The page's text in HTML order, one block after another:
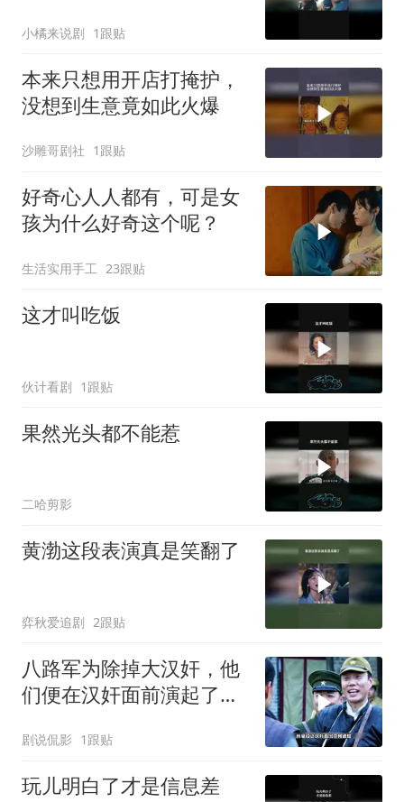
小橘来说剧 1跟贴
本来只想用开店打掩护，
没想到生意竟如此火爆
沙雕哥剧社 1跟贴
好奇心人人都有，可是女
孩为什么好奇这个呢？
生活实用手工 23跟贴
这才叫吃饭
伙计看剧 1跟贴
果然光头都不能惹
二哈剪影
黄渤这段表演真是笑翻了
弈秋爱追剧 2跟贴
八路军为除掉大汉奸，他
们便在汉奸面前演起了双
剧说侃影 1跟贴
玩儿明白了才是信息差